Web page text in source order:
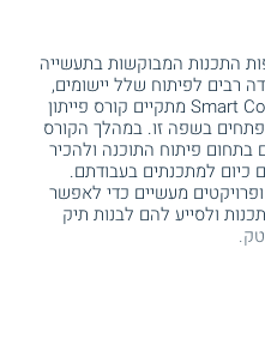
התכנות המבוקשות בתעשייה
רבים לפיתוח שלל יישומים,
מוצרים ומערכות. במכללת Smart College מתקיים קורס פייתון
בשפה זו. במהלך הקורס
פיתוח התוכנה ולהכיר
כיום למתכנתים בעבודתם.
מעשיים כדי לאפשר
ולסייע להם לבנות תיק
סל נרחב של כלים לפיתוח